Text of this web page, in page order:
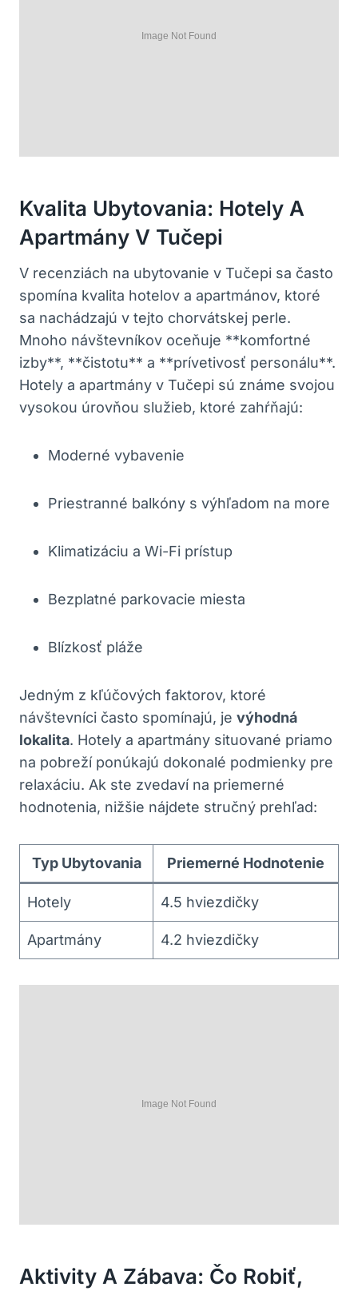
Kvalita Ubytovania: Hotely A
Apartmány V Tučepi
V recenziách na ubytovanie v Tučepi sa často
spomína kvalita hotelov a apartmánov, ktoré
sa nachádzajú v tejto chorvátskej perle.
Mnoho návštevníkov oceňuje **komfortné
izby**, **čistotu** a **prívetivosť personálu**.
Hotely a apartmány v Tučepi sú známe svojou
vysokou úrovňou služieb, ktoré zahŕňajú:
Moderné vybavenie
Priestranné balkóny s výhľadom na more
Klimatizáciu a Wi-Fi prístup
Bezplatné parkovacie miesta
Blízkosť pláže
Jedným z kľúčových faktorov, ktoré
návštevníci často spomínajú, je výhodná
lokalita. Hotely a apartmány situované priamo
na pobreží ponúkajú dokonalé podmienky pre
relaxáciu. Ak ste zvedaví na priemerné
hodnotenia, nižšie nájdete stručný prehľad:
Typ Ubytovania Priemerné Hodnotenie
Hotely 4.5 hviezdičky
Apartmány 4.2 hviezdičky
Aktivity A Zábava: Čo Robiť,